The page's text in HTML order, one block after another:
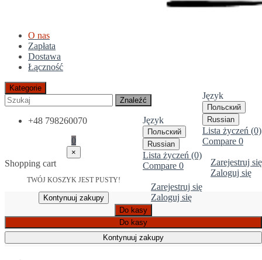
O nas
Zapłata
Dostawa
Łączność
Język
Польский
Russian
Lista życzeń (0)
Compare 0
Zarejestruj się
Zaloguj się
Kategorie
Znaleźć
Język
Польский
Russian
Lista życzeń (0)
Compare 0
Zarejestruj się
Zaloguj się
+48 798260070
0
×
Shopping cart
TWÓJ KOSZYK JEST PUSTY!
Kontynuuj zakupy
Do kasy
Do kasy
Kontynuuj zakupy